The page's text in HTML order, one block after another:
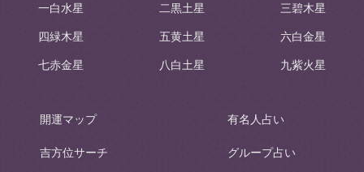
一白水星 二黒土星 三碧木星
四緑木星 五黄土星 六白金星
七赤金星 八白土星 九紫火星
開運マップ
吉方位サーチ
有名人占い
グループ占い